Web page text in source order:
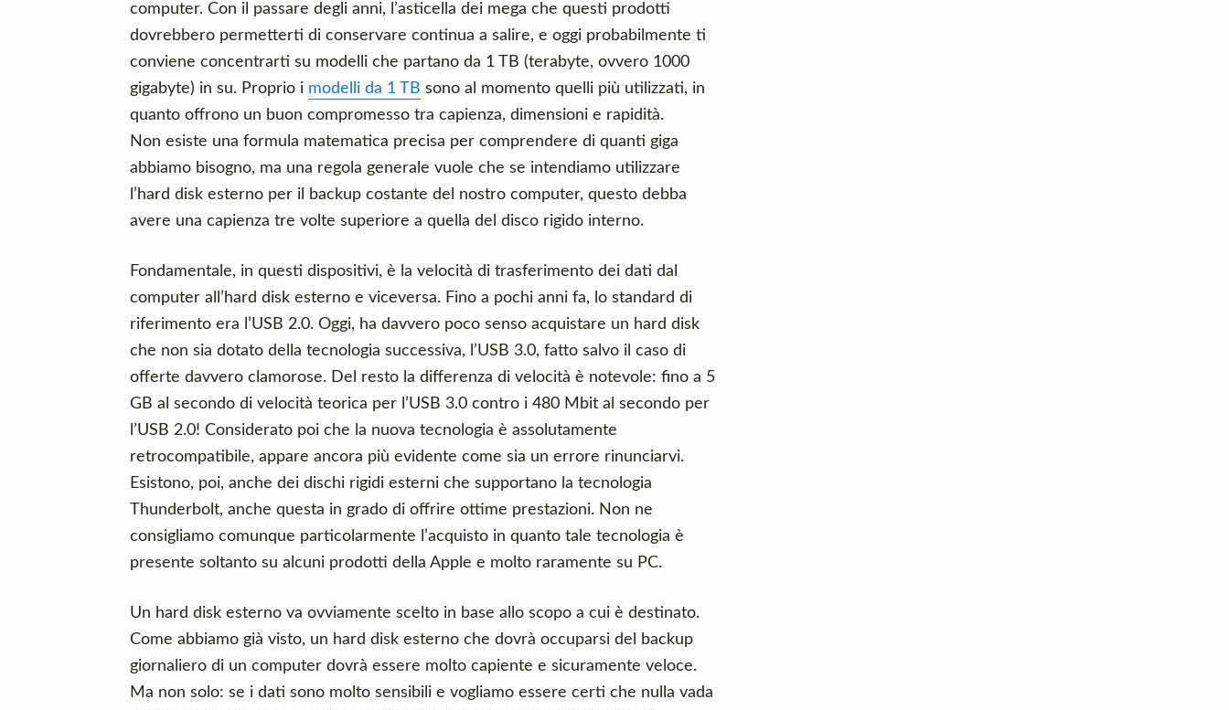
computer. Con il passare degli anni, l’asticella dei mega che questi prodotti
dovrebbero permetterti di conservare continua a salire, e oggi probabilmente ti
conviene concentrarti su modelli che partano da 1 TB (terabyte, ovvero 1000
gigabyte) in su. Proprio i modelli da 1 TB sono al momento quelli più utilizzati, in
quanto offrono un buon compromesso tra capienza, dimensioni e rapidità.
Non esiste una formula matematica precisa per comprendere di quanti giga
abbiamo bisogno, ma una regola generale vuole che se intendiamo utilizzare
l’hard disk esterno per il backup costante del nostro computer, questo debba
avere una capienza tre volte superiore a quella del disco rigido interno.
Fondamentale, in questi dispositivi, è la velocità di trasferimento dei dati dal
computer all’hard disk esterno e viceversa. Fino a pochi anni fa, lo standard di
riferimento era l’USB 2.0. Oggi, ha davvero poco senso acquistare un hard disk
che non sia dotato della tecnologia successiva, l’USB 3.0, fatto salvo il caso di
offerte davvero clamorose. Del resto la differenza di velocità è notevole: fino a 5
GB al secondo di velocità teorica per l’USB 3.0 contro i 480 Mbit al secondo per
l’USB 2.0! Considerato poi che la nuova tecnologia è assolutamente
retrocompatibile, appare ancora più evidente come sia un errore rinunciarvi.
Esistono, poi, anche dei dischi rigidi esterni che supportano la tecnologia
Thunderbolt, anche questa in grado di offrire ottime prestazioni. Non ne
consigliamo comunque particolarmente l’acquisto in quanto tale tecnologia è
presente soltanto su alcuni prodotti della Apple e molto raramente su PC.
Un hard disk esterno va ovviamente scelto in base allo scopo a cui è destinato.
Come abbiamo già visto, un hard disk esterno che dovrà occuparsi del backup
giornaliero di un computer dovrà essere molto capiente e sicuramente veloce.
Ma non solo: se i dati sono molto sensibili e vogliamo essere certi che nulla vada